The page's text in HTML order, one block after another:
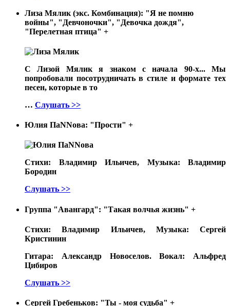
Лиза Мялик (экс. Комбинация): "Я не помню
войны", "Девчоночки", "Девочка дождя",
"Перелетная птица" +
С Лизой Мялик я знаком с начала 90-х... Мы
попробовали посотрудничать в стиле и формате тех
песен, которые в то
… Слушать >>
Юлия ПаNNова: "Прости" +
Стихи: Владимир Ильичев, Музыка: Владимир
Бородин
Слушать >>
Группа "Авангард": "Такая волчья жизнь" +
Стихи: Владимир Ильичев, Музыка: Сергей
Кристинин
Гитара: Александр Новоселов. Вокал: Альфред
Цибиров
Слушать >>
Сергей Гребеньков: "Ты - моя судьба" +